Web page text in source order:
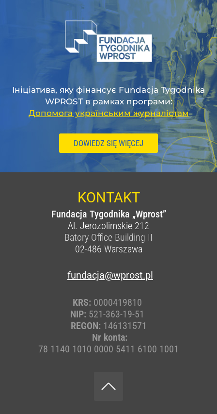
Ініціатива, яку фінансує Fundacja Tygodnika
WPROST в рамках програми:
Допомога українським журналістам
DOWIEDZ SIĘ WIĘCEJ
KONTAKT
Fundacja Tygodnika „Wprost”
Al. Jerozolimskie 212
Batory Office Building II
02-486 Warszawa
fundacja@wprost.pl
KRS: 0000419810
NIP: 521-363-19-51
REGON: 146131571
Nr konta:
78 1140 1010 0000 5411 6100 1001